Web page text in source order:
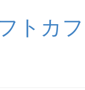
トカフ